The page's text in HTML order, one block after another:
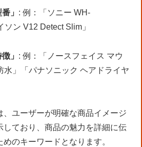
」 : 例：「ソニー WH-
ン V12 Detect Slim」
」 : 例：「ノースフェイス マウ
水」「パナソニック ヘアドライヤ
、ユーザーが明確な商品イメージ
しており、商品の魅力を詳細に伝
のキーワードとなります。